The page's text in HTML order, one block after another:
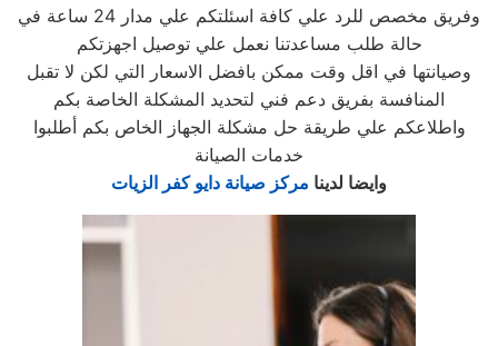
وفريق مخصص للرد علي كافة اسئلتكم علي مدار 24 ساعة في
حالة طلب مساعدتنا نعمل علي توصيل اجهزتكم
وصيانتها في اقل وقت ممكن بافضل الاسعار التي لكن لا تقبل
المنافسة بفريق دعم فني لتحديد المشكلة الخاصة بكم
واطلاعكم علي طريقة حل مشكلة الجهاز الخاص بكم أطلبوا
خدمات الصيانة
وايضا لدينا مركز صيانة دايو كفر الزيات